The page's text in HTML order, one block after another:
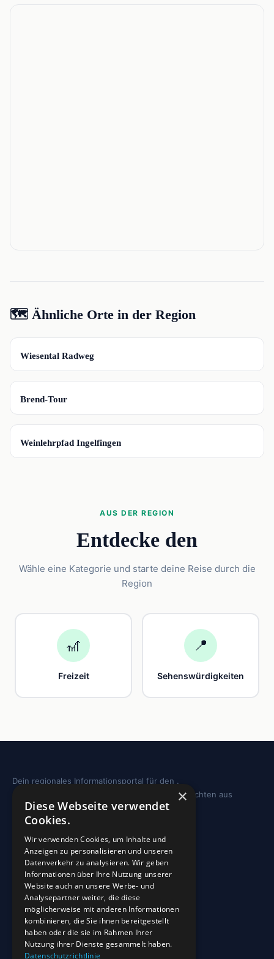
🗺️ Ähnliche Orte in der Region
📍
Wiesental Radweg
📍
Brend-Tour
📍
Weinlehrpfad Ingelfingen
AUS DER REGION
Entdecke den
Wähle eine Kategorie und starte deine Reise durch die
Region
🎢
Freizeit
📍
Sehenswürdigkeiten
Dein regionales Informationsportal für den .
Sehenswürdigkeiten, Ausflugstipps und Geschichten aus
deiner Region.
REGION
Freizeit
Sehenswürdigkeiten
INFO
Blog
Sehenswürdigkeiten
×
Diese Webseite verwendet
Cookies.
Wir verwenden Cookies, um Inhalte und
Anzeigen zu personalisieren und unseren
Datenverkehr zu analysieren. Wir geben
Informationen über Ihre Nutzung unserer
Website auch an unsere Werbe- und
Analysepartner weiter, die diese
möglicherweise mit anderen Informationen
kombinieren, die Sie ihnen bereitgestellt
haben oder die sie im Rahmen Ihrer
Nutzung ihrer Dienste gesammelt haben.
Datenschutzrichtlinie